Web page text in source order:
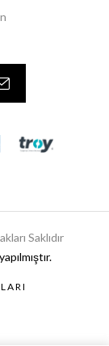
Saklıdır